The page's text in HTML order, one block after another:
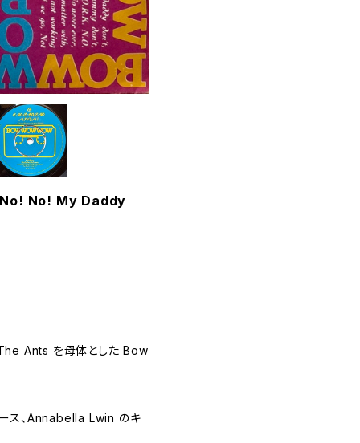
No! My Daddy
Ants を母体とした Bow
ース、Annabella Lwin のキ